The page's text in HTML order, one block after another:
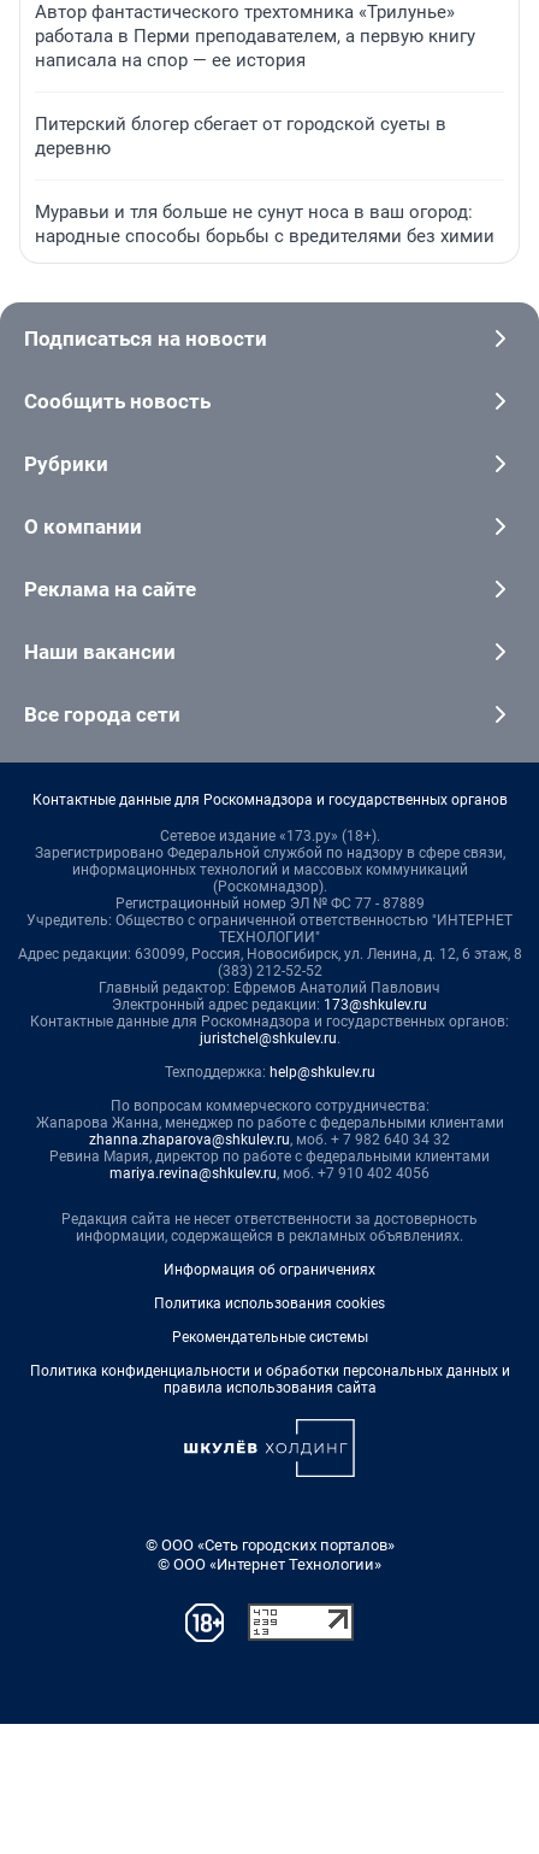
Автор фантастического трехтомника «Трилунье»
работала в Перми преподавателем, а первую книгу
написала на спор — ее история
Питерский блогер сбегает от городской суеты в
деревню
Муравьи и тля больше не сунут носа в ваш огород:
народные способы борьбы с вредителями без химии
Подписаться на новости
Сообщить новость
Рубрики
О компании
Реклама на сайте
Наши вакансии
Все города сети
Контактные данные для Роскомнадзора и государственных органов
Сетевое издание «173.ру» (18+).
Зарегистрировано Федеральной службой по надзору в сфере связи,
информационных технологий и массовых коммуникаций
(Роскомнадзор).
Регистрационный номер ЭЛ № ФС 77 - 87889
Учредитель: Общество с ограниченной ответственностью "ИНТЕРНЕТ
ТЕХНОЛОГИИ"
Адрес редакции: 630099, Россия, Новосибирск, ул. Ленина, д. 12, 6 этаж, 8
(383) 212-52-52
Главный редактор: Ефремов Анатолий Павлович
Электронный адрес редакции: 173@shkulev.ru
Контактные данные для Роскомнадзора и государственных органов:
juristchel@shkulev.ru.
Техподдержка: help@shkulev.ru
По вопросам коммерческого сотрудничества:
Жапарова Жанна, менеджер по работе с федеральными клиентами
zhanna.zhaparova@shkulev.ru, моб. + 7 982 640 34 32
Ревина Мария, директор по работе с федеральными клиентами
mariya.revina@shkulev.ru, моб. +7 910 402 4056
Редакция сайта не несет ответственности за достоверность
информации, содержащейся в рекламных объявлениях.
Информация об ограничениях
Политика использования cookies
Рекомендательные системы
Политика конфиденциальности и обработки персональных данных и
правила использования сайта
© ООО «Сеть городских порталов»
© ООО «Интернет Технологии»